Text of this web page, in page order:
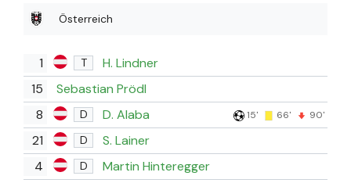
Österreich
1 T
H. Lindner
15
Sebastian Prödl
8
D D. Alaba 15' 66' 90'
21 D
S. Lainer
4
D
Martin Hinteregger